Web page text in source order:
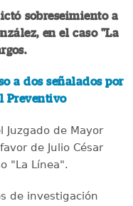
sobreseimiento a
en el caso "La
a dos señalados por
Preventivo
Juzgado de Mayor
de Julio César
"La Línea".
de investigación